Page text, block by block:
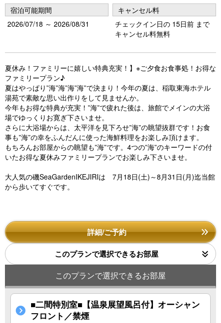
宿泊可能期間
2026/07/18 ～ 2026/08/31
キャンセル料
チェックイン日の 15日前 まで
キャンセル料無料
夏休み！ファミリーに嬉しい特典充実！】※ご夕食お食事処！お得な
ファミリープラン♪
夏はやっぱり”海”海”海”海”で決まり！今年の夏は、稲取東海ホテル
湯苑で素敵な思い出作りをして見ませんか。
今年もお得な特典が充実！”海”で疲れた後は、旅館でメインの大浴
場でゆっくりお寛ぎ下さいませ。
さらに大浴場からは、太平洋を見下ろせ”海”の眺望抜群です！お食
事も”海”の幸をふんだんに使った海鮮料理をお楽しみ頂けます。
もちろんお部屋からの眺望も”海”です。4つの”海”のキーワードの付
いたお得な夏休みファミリープランでお楽しみ下さいませ。
大人気の磯SeaGardenIKEJIRIは 7月18日(土)～8月31日(月)迄当館
から歩いてすぐです。
詳細/ご予約
このプランで選択できるお部屋
このプランで選択できるお部屋
■二間特別室■【温泉展望風呂付】オーシャン
フロント／禁煙